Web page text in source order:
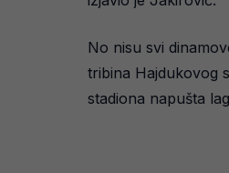
No nisu svi
tribina Hajdukovog
stadiona napušta